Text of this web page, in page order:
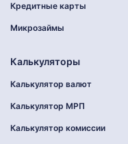
Кредитные карты
Микрозаймы
Калькуляторы
Калькулятор валют
Калькулятор МРП
Калькулятор комиссии